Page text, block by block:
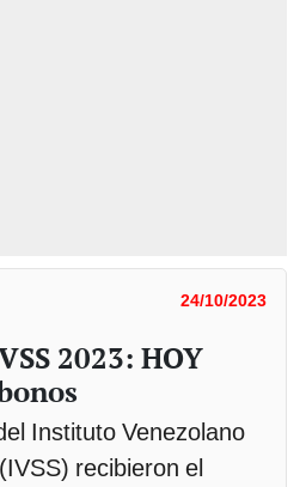
24/10/2023
2023: HOY
Instituto Venezolano
recibieron el